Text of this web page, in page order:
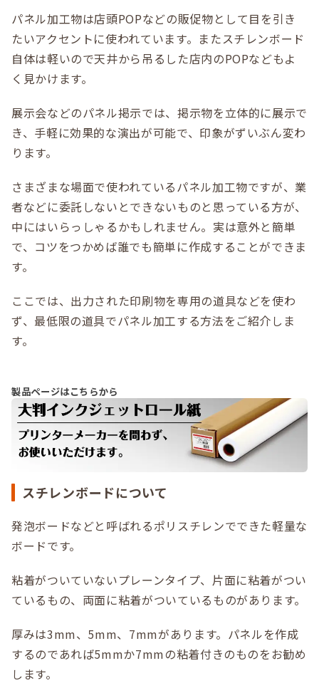
パネル加工物は店頭POPなどの販促物として目を引き
たいアクセントに使われています。またスチレンボード
自体は軽いので天井から吊るした店内のPOPなどもよ
く見かけます。
展示会などのパネル掲示では、掲示物を立体的に展示で
き、手軽に効果的な演出が可能で、印象がずいぶん変わ
ります。
さまざまな場面で使われているパネル加工物ですが、業
者などに委託しないとできないものと思っている方が、
中にはいらっしゃるかもしれません。実は意外と簡単
で、コツをつかめば誰でも簡単に作成することができま
す。
ここでは、出力された印刷物を専用の道具などを使わ
ず、最低限の道具でパネル加工する方法をご紹介しま
す。
製品ページはこちらから
スチレンボードについて
発泡ボードなどと呼ばれるポリスチレンでできた軽量な
ボードです。
粘着がついていないプレーンタイプ、片面に粘着がつい
ているもの、両面に粘着がついているものがあります。
厚みは3mm、5mm、7mmがあります。パネルを作成
するのであれば5mmか7mmの粘着付きのものをお勧め
します。